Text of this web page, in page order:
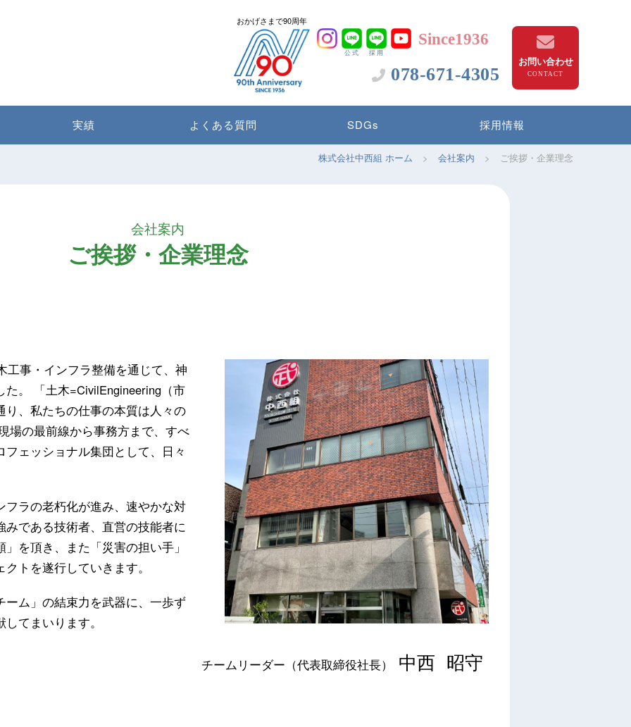
おかげさまで90周年
公式 採用
Since1936
078-671-4305
お問い合わせ
実績 よくある質問 SDGs 採用情報
株式会社中西組 ホーム > 会社案内 > ご挨拶・企業理念
会社案内
ご挨拶・企業理念
工事・インフラ整備を通じて、神
。 「土木=CivilEngineering（市
、私たちの仕事の本質は人々の
場の最前線から事務方まで、すべ
ェッショナル集団として、日々
ラの老朽化が進み、速やかな対
である技術者、直営の技能者に
を頂き、また「災害の担い手」
トを遂行していきます。
ム」の結束力を武器に、一歩ず
てまいります。
チームリーダー（代表取締役社長） 中西 昭守